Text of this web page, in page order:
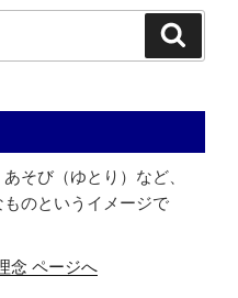
そび（ゆとり）など、
のというイメージで
念 ページへ